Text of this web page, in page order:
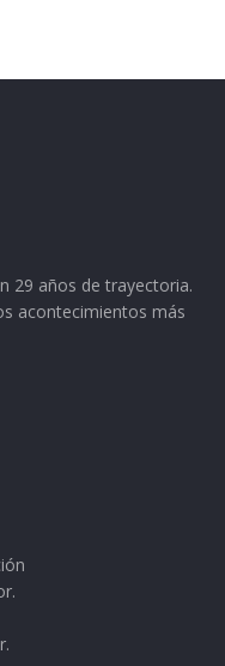
AMPLIARLA:
29 años de trayectoria.
acontecimientos más